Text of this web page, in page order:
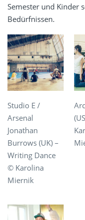
Semester und Kinder
Bedürfnissen.
Studio E /
Arsenal
Jonathan
Burrows (UK) –
Writing Dance
© Karolina
Miernik